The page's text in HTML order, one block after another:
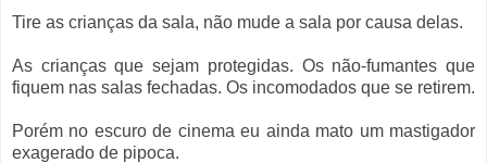
Tire as crianças da sala, não mude a sala por causa delas.
As crianças que sejam protegidas. Os não-fumantes que
fiquem nas salas fechadas. Os incomodados que se retirem.
Porém no escuro de cinema eu ainda mato um mastigador
exagerado de pipoca.